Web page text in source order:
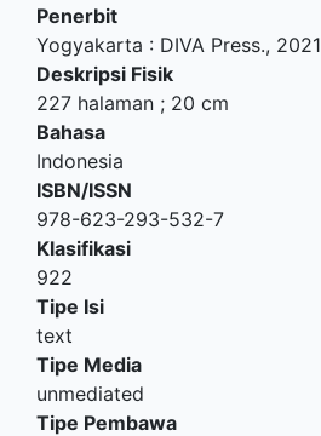
Penerbit
Yogyakarta : DIVA Press., 2021
Deskripsi Fisik
227 halaman ; 20 cm
Bahasa
Indonesia
ISBN/ISSN
978-623-293-532-7
Klasifikasi
922
Tipe Isi
text
Tipe Media
unmediated
Tipe Pembawa